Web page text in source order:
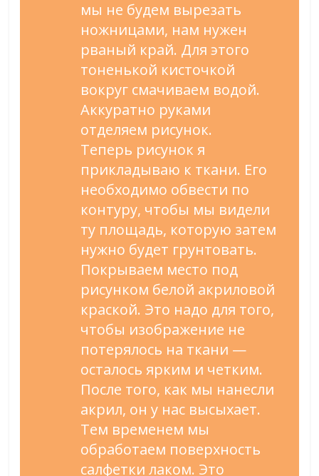
мы не будем вырезать
ножницами, нам нужен
рваный край. Для этого
тоненькой кисточкой
вокруг смачиваем водой.
Аккуратно руками
отделяем рисунок.
Теперь рисунок я
прикладываю к ткани. Его
необходимо обвести по
контуру, чтобы мы видели
ту площадь, которую затем
нужно будет грунтовать.
Покрываем место под
рисунком белой акриловой
краской. Это надо для того,
чтобы изображение не
потерялось на ткани —
осталось ярким и четким.
После того, как мы нанесли
акрил, он у нас высыхает.
Тем временем мы
обработаем поверхность
салфетки лаком. Это